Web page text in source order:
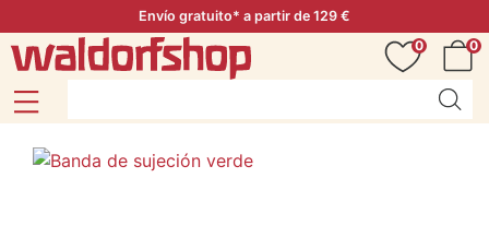
Envío gratuito* a partir de 129 €
0
0